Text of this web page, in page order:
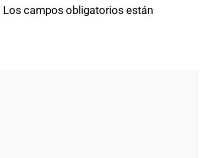
Los campos obligatorios están